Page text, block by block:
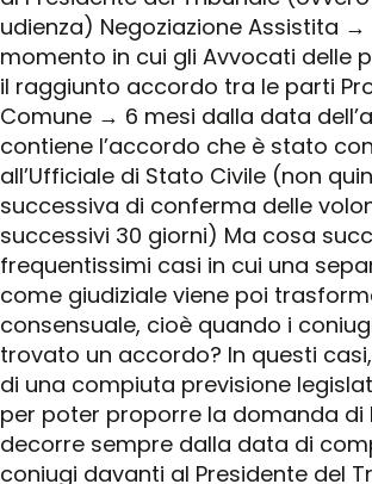
udienza) Negoziazione Assistita →
momento in cui gli Avvocati delle
il raggiunto accordo tra le parti
Comune → 6 mesi dalla data
contiene l’accordo che è stato
all’Ufficiale di Stato Civile (non
successiva di conferma delle
successivi 30 giorni) Ma cosa
frequentissimi casi in cui una
come giudiziale viene poi
consensuale, cioè quando i
trovato un accordo? In questi
di una compiuta previsione
per poter proporre la domanda di
decorre sempre dalla data di
coniugi davanti al Presidente del